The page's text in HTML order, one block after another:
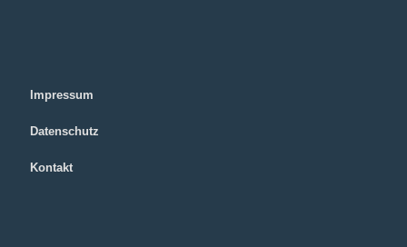
Impressum
Datenschutz
Kontakt